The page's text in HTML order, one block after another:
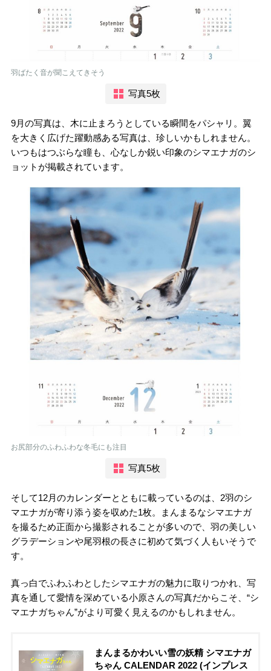
羽ばたく音が聞こえてきそう
写真5枚
9月の写真は、木に止まろうとしている瞬間をパシャリ。翼
を大きく広げた躍動感ある写真は、珍しいかもしれません。
いつもはつぶらな瞳も、心なしか鋭い印象のシマエナガのシ
ョットが掲載されています。
お尻部分のふわふわな冬毛にも注目
写真5枚
そして12月のカレンダーとともに載っているのは、2羽のシ
マエナガが寄り添う姿を収めた1枚。まんまるなシマエナガ
を撮るため正面から撮影されることが多いので、羽の美しい
グラデーションや尾羽根の長さに初めて気づく人もいそうで
す。
真っ白でふわふわとしたシマエナガの魅力に取りつかれ、写
真を通して愛情を深めている小原さんの写真だからこそ、“シ
マエナガちゃん”がより可愛く見えるのかもしれません。
まんまるかわいい雪の妖精 シマエナガ
ちゃん CALENDAR 2022 (インプレス